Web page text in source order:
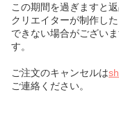
この期間を過ぎますと
クリエイターが制作し
できない場合がござい
す。
ご注文のキャンセルは
ご連絡ください。